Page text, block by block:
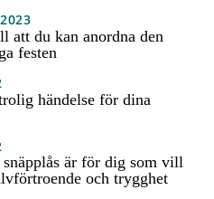
att du kan anordna den
festen
händelse för dina
snäpplås är för dig som vill
och trygghet